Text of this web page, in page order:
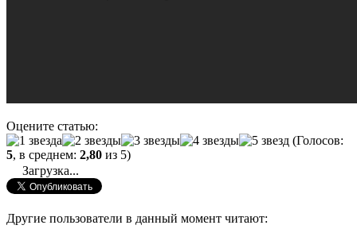
Оцените статью:
(Голосов:
5, в среднем: 2,80 из 5)
Загрузка...
Другие пользователи в данный момент читают: